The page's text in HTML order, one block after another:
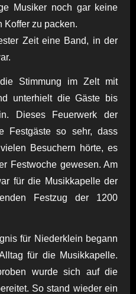
Musiker noch gar keine
Koffer zu packen.
Zeit eine Band, in der
Stimmung im Zelt mit
unterhielt die Gäste bis
Dieses Feuerwerk der
Festgäste so sehr, dass
Besuchern hörte, es
Festwoche gewesen. Am
für die Musikkapelle der
Festzug der 1200
für Niederklein begann
für die Musikkapelle.
wurde sich auf die
So stand wieder ein